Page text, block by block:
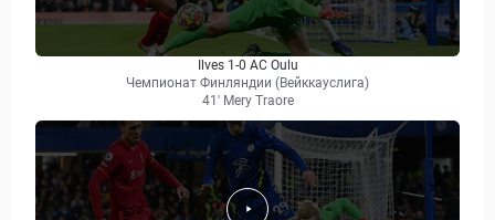
Ilves 1-0 AC Oulu
Чемпионат Финляндии (Вейккауслига)
41' Mery Traore